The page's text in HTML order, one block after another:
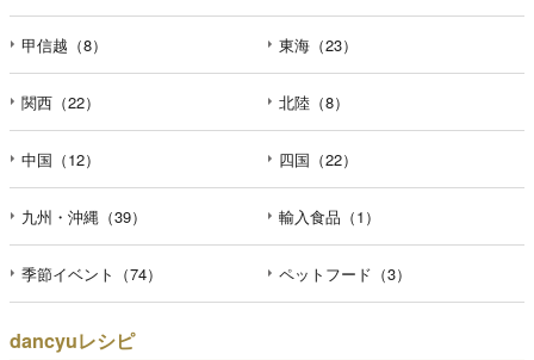
甲信越（8） 東海（23）
関西（22） 北陸（8）
中国（12） 四国（22）
九州・沖縄（39） 輸入食品（1）
季節イベント（74） ペットフード（3）
dancyuレシピ